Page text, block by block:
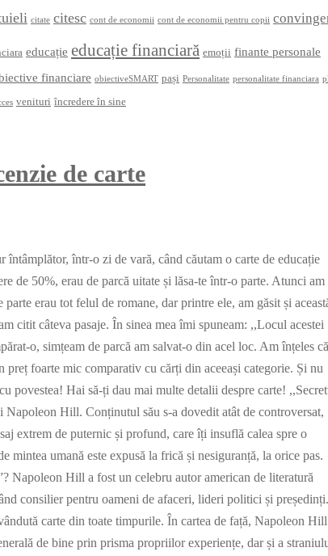
citate citesc cont de economii cont de economii pentru copii
educație educație financiară emoții finante personale
financiare obiectiveSMART pași Personalitate personalitate financiara
venituri încredere în sine
de carte
într-o zi de vară, când căutam o carte de educație
de 50%, erau de parcă uitate și lăsa-te într-o parte. Atunci am
erau tot felul de romane, dar printre ele, am găsit și
citit câteva pasaje. În sinea mea îmi spuneam: ,,Locul acestei
o, simțeam de parcă am salvat-o din acel loc. Am înțeles că
foarte mic comparativ cu cărți din aceeași categorie. Și nu
povestea! Hai să-ți dau mai multe detalii despre carte!
Napoleon Hill. Conținutul său s-a dovedit atât de controversat,
extrem de puternic și profund, care îți insuflă calea spre o
mintea umană este expusă la frică și nesiguranță, la orice pas.
Napoleon Hill a fost un celebru autor american de literatură
consilier pentru oameni de afaceri, lideri politici și președinți.
carte din toate timpurile. În cartea de față, Napoleon Hill
de bine prin prisma propriilor experiențe, dar și a